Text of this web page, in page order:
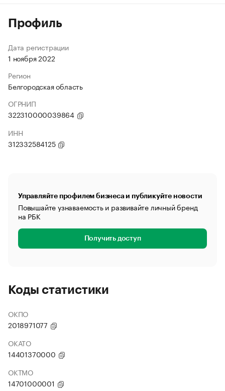
Профиль
Дата регистрации
1 ноября 2022
Регион
Белгородская область
ОГРНИП
322310000039864
ИНН
312332584125
Управляйте профилем бизнеса и публикуйте новости
Повышайте узнаваемость и развивайте личный бренд
на РБК
Получить доступ
Коды статистики
ОКПО
2018971077
ОКАТО
14401370000
ОКТМО
14701000001